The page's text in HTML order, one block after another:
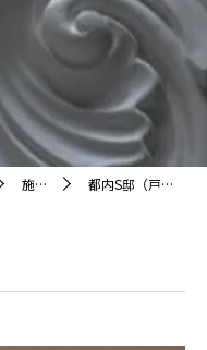
施工例 都内S邸（戸建て）